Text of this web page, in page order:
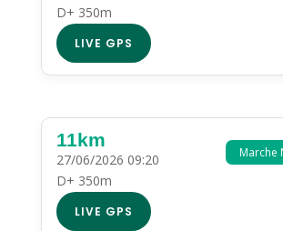
D+ 350m
LIVE GPS
Marche
11km
27/06/2026 09:20
D+ 350m
LIVE GPS